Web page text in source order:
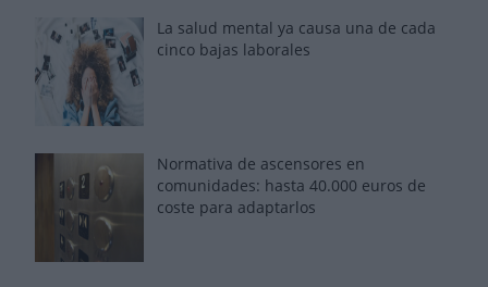
La salud mental ya causa una de cada
cinco bajas laborales
Normativa de ascensores en
comunidades: hasta 40.000 euros de
coste para adaptarlos